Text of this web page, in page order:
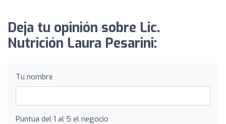
Deja tu opinión sobre Lic.
Nutrición Laura Pesarini:
Tu nombre
Puntúa del 1 al 5 el negocio